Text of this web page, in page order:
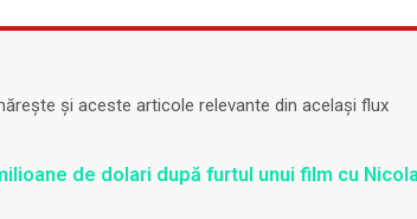
și aceste articole relevante din același flux
de dolari după furtul unui film cu